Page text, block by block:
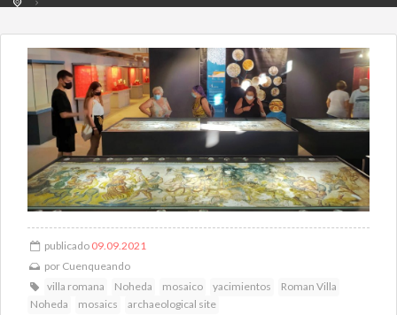
publicado 09.09.2021
por Cuenqueando
villa romana
Noheda mosaico yacimientos
Roman Villa
Noheda
mosaics archaeological site